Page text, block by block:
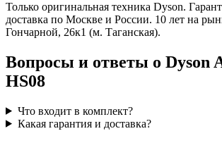
Только оригинальная техника Dyson.
доставка по Москве и России. 10 лет на
Гончарной, 26к1 (м. Таганская).
Вопросы и ответы о Dyson
HS08
Что входит в комплект?
Какая гарантия и доставка?